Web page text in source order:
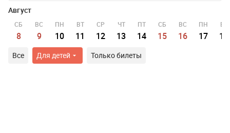
Август
СБ
8
ВС
9
ПН
10
ВТ
11
СР
12
ЧТ
13
ПТ
14
СБ
15
ВС
16
ПН
17
ВТ
18
Все Для детей Только билеты